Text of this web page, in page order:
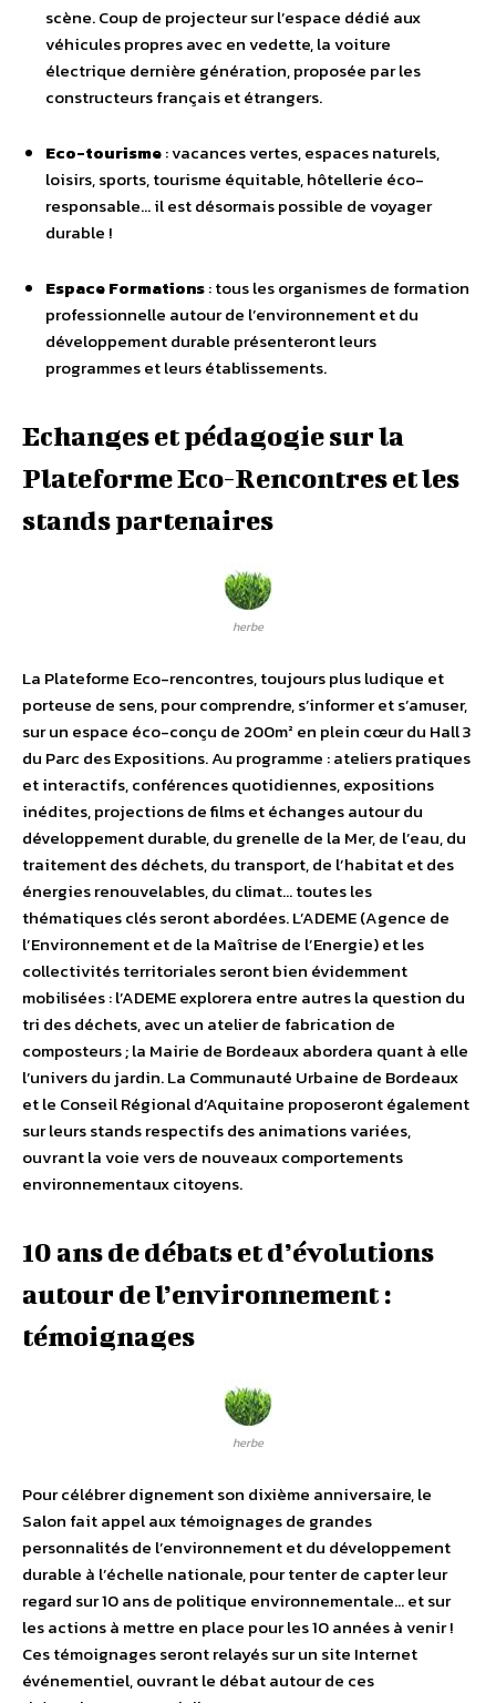
scène. Coup de projecteur sur l’espace dédié aux
véhicules propres avec en vedette, la voiture
électrique dernière génération, proposée par les
constructeurs français et étrangers.
Eco-tourisme: vacances vertes, espaces naturels,
loisirs, sports, tourisme équitable, hôtellerie éco-
responsable… il est désormais possible de voyager
durable !
Espace Formations: tous les organismes de formation
professionnelle autour de l’environnement et du
développement durable présenteront leurs
programmes et leurs établissements.
Echanges et pédagogie sur la
Plateforme Eco-Rencontres et les
stands partenaires
herbe
La Plateforme Eco-rencontres, toujours plus ludique et
porteuse de sens, pour comprendre, s’informer et s’amuser,
sur un espace éco-conçu de 200m² en plein cœur du Hall 3
du Parc des Expositions. Au programme : ateliers pratiques
et interactifs, conférences quotidiennes, expositions
inédites, projections de films et échanges autour du
développement durable, du grenelle de la Mer, de l’eau, du
traitement des déchets, du transport, de l’habitat et des
énergies renouvelables, du climat… toutes les
thématiques clés seront abordées. L’ADEME (Agence de
l’Environnement et de la Maîtrise de l’Energie) et les
collectivités territoriales seront bien évidemment
mobilisées : l’ADEME explorera entre autres la question du
tri des déchets, avec un atelier de fabrication de
composteurs ; la Mairie de Bordeaux abordera quant à elle
l’univers du jardin. La Communauté Urbaine de Bordeaux
et le Conseil Régional d’Aquitaine proposeront également
sur leurs stands respectifs des animations variées,
ouvrant la voie vers de nouveaux comportements
environnementaux citoyens.
10 ans de débats et d’évolutions
autour de l’environnement :
témoignages
herbe
Pour célébrer dignement son dixième anniversaire, le
Salon fait appel aux témoignages de grandes
personnalités de l’environnement et du développement
durable à l’échelle nationale, pour tenter de capter leur
regard sur 10 ans de politique environnementale… et sur
les actions à mettre en place pour les 10 années à venir !
Ces témoignages seront relayés sur un site Internet
événementiel, ouvrant le débat autour de ces